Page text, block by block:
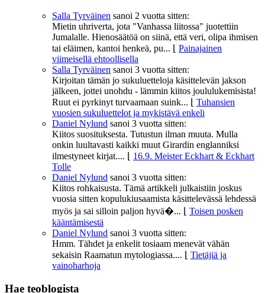
Salla Tyrväinen sanoi 2 vuotta sitten:
Mietin uhriverta, jota "Vanhassa liitossa" juotettiin
Jumalalle. Hienosäätöä on siinä, että veri, olipa ihmisen
tai eläimen, kantoi henkeä, pu...
Painajainen
viimeisellä ehtoollisella
Salla Tyrväinen sanoi 3 vuotta sitten:
Kirjoitan tämän jo sukuluetteloja käsittelevän jakson
jälkeen, jottei unohdu - lämmin kiitos joululukemisista!
Ruut ei pyrkinyt turvaamaan suink...
Tuhansien
vuosien sukuluettelot ja mykistävä enkeli
Daniel Nylund sanoi 3 vuotta sitten:
Kiitos suosituksesta. Tutustun ilman muuta. Mulla
onkin luultavasti kaikki muut Girardin englanniksi
ilmestyneet kirjat....
16.9. Meister Eckhart & Eckhart
Tolle
Daniel Nylund sanoi 3 vuotta sitten:
Kiitos rohkaisusta. Tämä artikkeli julkaistiin joskus
vuosia sitten kopulukiusaamista käsittelevässä lehdessä
myös ja sai silloin paljon hyvä�...
Toisen posken
kääntämisestä
Daniel Nylund sanoi 3 vuotta sitten:
Hmm. Tähdet ja enkelit tosiaam menevät vähän
sekaisin Raamatun mytologiassa....
Tietäjiä ja
vainoharhoja
Hae teoblogista